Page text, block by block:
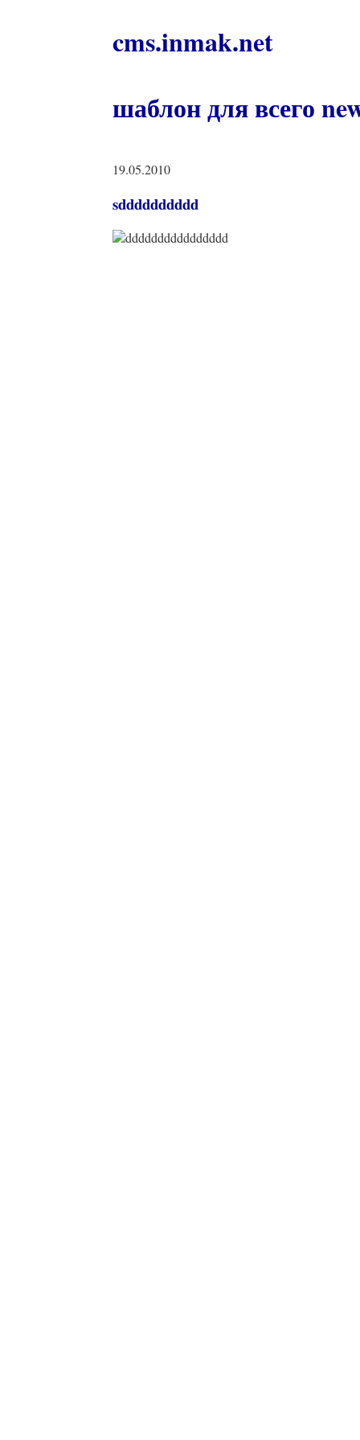
cms.inmak.net
шаблон для всего
19.05.2010
sdddddddddd
dddddddddddddddd